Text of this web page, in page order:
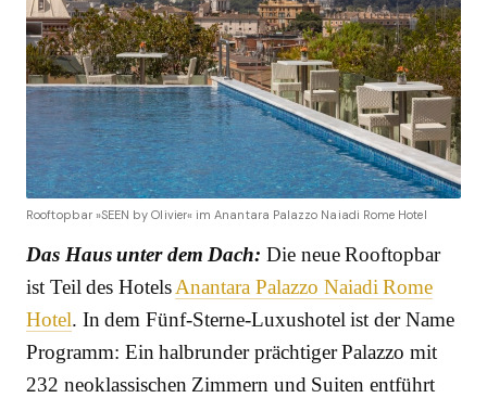
Rooftopbar »SEEN by Olivier« im Anantara Palazzo Naiadi Rome Hotel
Das Haus unter dem Dach: Die neue Rooftopbar
ist Teil des HotelsAnantara Palazzo Naiadi Rome
Hotel. In dem Fünf-Sterne-Luxushotel ist der Name
Programm: Ein halbrunder prächtiger Palazzo mit
232 neoklassischen Zimmern und Suiten entführt